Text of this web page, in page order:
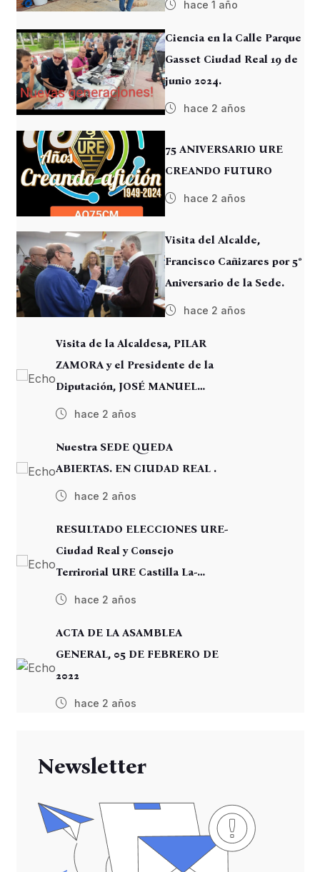
hace 1 año
Ciencia en la Calle Parque
Gasset Ciudad Real 19 de
junio 2024.
hace 2 años
75 ANIVERSARIO URE
CREANDO FUTURO
hace 2 años
Visita del Alcalde,
Francisco Cañizares por 5º
Aniversario de la Sede.
hace 2 años
Visita de la Alcaldesa, PILAR
ZAMORA y el Presidente de la
Diputación, JOSÉ MANUEL
CABALLERO.
hace 2 años
Nuestra SEDE QUEDA
ABIERTAS. EN CIUDAD REAL .
hace 2 años
RESULTADO ELECCIONES URE-
Ciudad Real y Consejo
Terrirorial URE Castilla La-
Manmcha
hace 2 años
ACTA DE LA ASAMBLEA
GENERAL, 05 DE FEBRERO DE
2022
hace 2 años
Newsletter